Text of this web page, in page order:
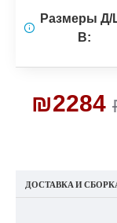
₪2284
Размеры
В:
ДОСТАВКА И